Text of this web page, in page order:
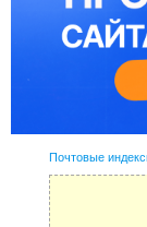
Почтовые